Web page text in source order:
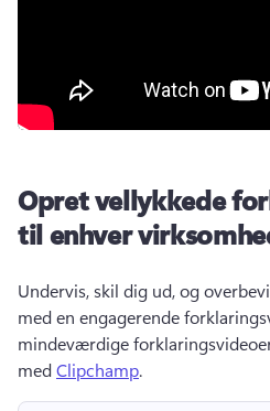
Opret vellykkede
til enhver
Undervis, skil dig ud, og
med en engagerende
mindeværdige
med Clipchamp.